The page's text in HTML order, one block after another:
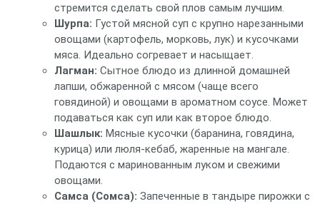
стремится сделать свой плов самым лучшим.
Шурпа: Густой мясной суп с крупно нарезанными
овощами (картофель, морковь, лук) и кусочками
мяса. Идеально согревает и насыщает.
Лагман: Сытное блюдо из длинной домашней
лапши, обжаренной с мясом (чаще всего
говядиной) и овощами в ароматном соусе. Может
подаваться как суп или как второе блюдо.
Шашлык: Мясные кусочки (баранина, говядина,
курица) или люля-кебаб, жаренные на мангале.
Подаются с маринованным луком и свежими
овощами.
Самса (Сомса): Запеченные в тандыре пирожки с